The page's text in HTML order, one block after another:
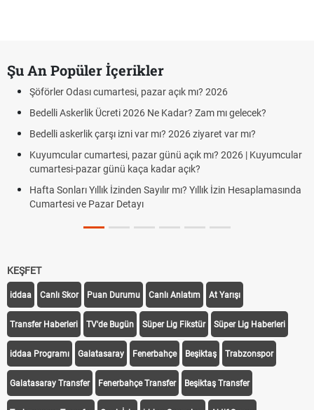
Şu An Popüler İçerikler
Şöförler Odası cumartesi, pazar açık mı? 2026
Bedelli Askerlik Ücreti 2026 Ne Kadar? Zam mı gelecek?
Bedelli askerlik çarşı izni var mı? 2026 ziyaret var mı?
Kuyumcular cumartesi, pazar günü açık mı? 2026 | Kuyumcular
cumartesi-pazar günü kaça kadar açık?
Hafta Sonları Yıllık İzinden Sayılır mı? Yıllık İzin Hesaplamasında
Cumartesi ve Pazar Detayı
KEŞFET
iddaa Canlı Skor Puan Durumu Canlı Anlatım At Yarışı
Transfer Haberleri TV'de Bugün Süper Lig Fikstür Süper Lig Haberleri
iddaa Programı Galatasaray Fenerbahçe Beşiktaş Trabzonspor
Galatasaray Transfer Fenerbahçe Transfer Beşiktaş Transfer